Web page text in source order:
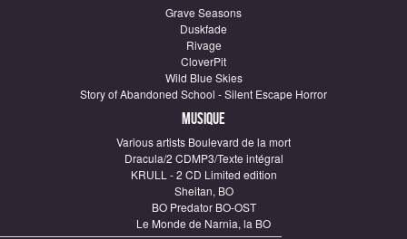
Grave Seasons
Duskfade
Rivage
CloverPit
Wild Blue Skies
Story of Abandoned School - Silent Escape Horror
Musique
Various artists Boulevard de la mort
Dracula/2 CDMP3/Texte intégral
KRULL - 2 CD Limited edition
Sheitan, BO
BO Predator BO-OST
Le Monde de Narnia, la BO